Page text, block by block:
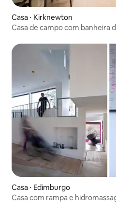
Casa ⋅ Kirknewton
Casa de campo com banheira
Casa ⋅ Edimburgo
Casa com rampa e